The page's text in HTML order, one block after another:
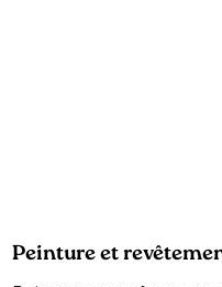
Peinture et